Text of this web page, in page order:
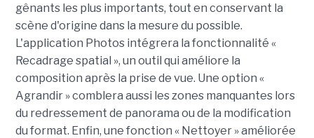
gênants les plus importants, tout en conservant la
scène d'origine dans la mesure du possible.
L'application Photos intégrera la fonctionnalité «
Recadrage spatial », un outil qui améliore la
composition après la prise de vue. Une option «
Agrandir » comblera aussi les zones manquantes lors
du redressement de panorama ou de la modification
du format. Enfin, une fonction « Nettoyer » améliorée